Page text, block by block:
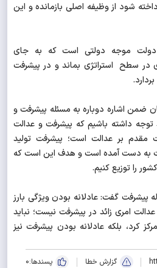
شود از وظیفه اصلی بازمانده و این
دولت موجه دولتی است که به جای
در سطح استراتژی بماند و در پیشرفت
ضمن اشاره دوباره به مسئله پیشرفت و
داشته باشیم که پیشرفت و عدالت
مقدم بر عدالت است؛ پیشرفت تولید
به دست آمده است و هدف این است که
را توزیع کنیم.
پیشرفت گفت: عادلانه بودن ویژگی بارز
امری زائد در پیشرفت نیست؛ نباید
کرد، بلکه عادلانه بودن پیشرفت نیز
گزارش خطا پسندها:0